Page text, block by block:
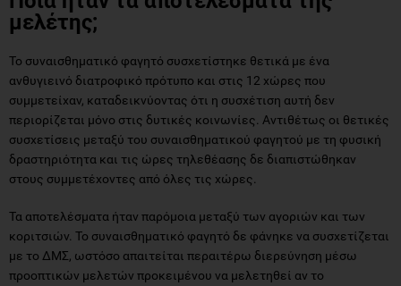
μελέτης;
Το συναισθηματικό φαγητό συσχετίστηκε θετικά με ένα
ανθυγιεινό διατροφικό πρότυπο και στις 12 χώρες που
συμμετείχαν, καταδεικνύοντας ότι η συσχέτιση αυτή δεν
περιορίζεται μόνο στις δυτικές κοινωνίες. Αντιθέτως οι θετικές
συσχετίσεις μεταξύ του συναισθηματικού φαγητού με τη φυσική
δραστηριότητα και τις ώρες τηλεθέασης δε διαπιστώθηκαν
στους συμμετέχοντες από όλες τις χώρες.
Τα αποτελέσματα ήταν παρόμοια μεταξύ των αγοριών και των
κοριτσιών. Το συναισθηματικό φαγητό δε φάνηκε να συσχετίζεται
με το ΔΜΣ, ωστόσο απαιτείται περαιτέρω διερεύνηση μέσω
προοπτικών μελετών προκειμένου να μελετηθεί αν το